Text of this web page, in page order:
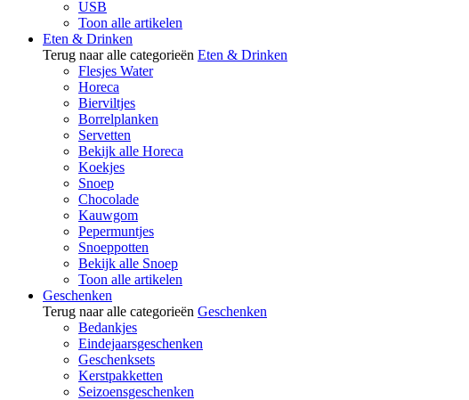
USB
Toon alle artikelen
Eten & Drinken
Terug naar alle categorieën Eten & Drinken
Flesjes Water
Horeca
Bierviltjes
Borrelplanken
Servetten
Bekijk alle Horeca
Koekjes
Snoep
Chocolade
Kauwgom
Pepermuntjes
Snoeppotten
Bekijk alle Snoep
Toon alle artikelen
Geschenken
Terug naar alle categorieën Geschenken
Bedankjes
Eindejaarsgeschenken
Geschenksets
Kerstpakketten
Seizoensgeschenken